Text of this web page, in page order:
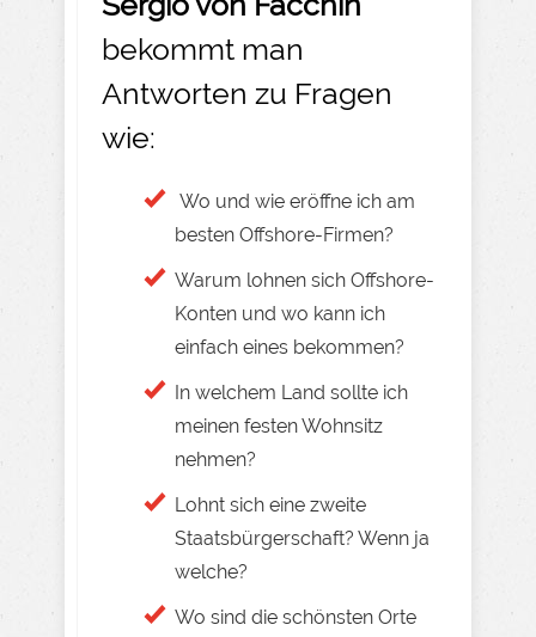
bekommt man
Antworten zu Fragen
wie:
Wo und wie eröffne ich am
besten Offshore-Firmen?
Warum lohnen sich Offshore-
Konten und wo kann ich
einfach eines bekommen?
In welchem Land sollte ich
meinen festen Wohnsitz
nehmen?
Lohnt sich eine zweite
Staatsbürgerschaft? Wenn ja
welche?
Wo sind die schönsten Orte